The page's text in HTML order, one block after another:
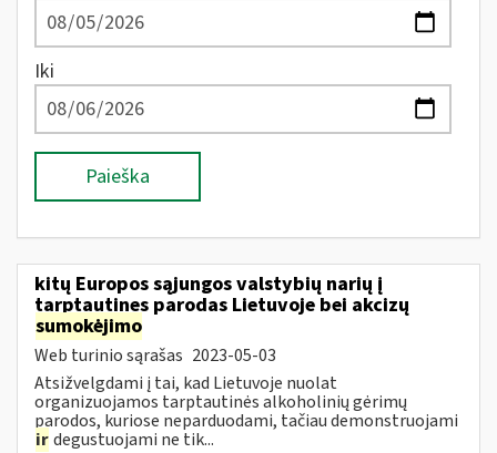
Iki
Paieška
kitų Europos sąjungos valstybių narių į
tarptautines parodas Lietuvoje bei akcizų
sumokėjimo
Web turinio sąrašas 2023-05-03
Atsižvelgdami į tai, kad Lietuvoje nuolat
organizuojamos tarptautinės alkoholinių gėrimų
parodos, kuriose neparduodami, tačiau demonstruojami
irdegustuojami ne tik...